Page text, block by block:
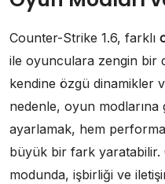
Counter-Strike 1.6, farklı
ile oyunculara zengin bir
kendine özgü dinamikler
nedenle, oyun
ayarlamak, hem
büyük bir fark yaratabilir.
modunda, işbirliği ve